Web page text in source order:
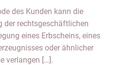
des Kunden kann die
der rechtsgeschäftlichen
eines Erbscheins, eines
oder ähnlicher
verlangen […].